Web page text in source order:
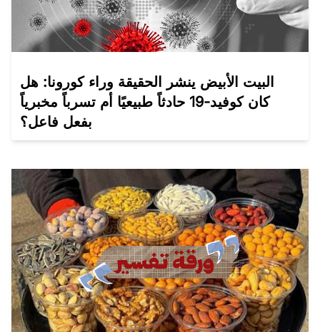
البيت الأبيض ينشر الحقيقة وراء كورونا: هل
كان كوفيد-19 حادثاً طبيعيًا أم تسرباً مخبرياً
بفعل فاعل؟